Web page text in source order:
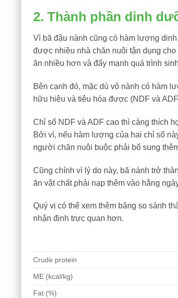
2. Thành phần dinh
Vì bã đậu nành cũng có hàm lượng
được nhiều nhà chăn nuôi tận dụng
ăn nhiều hơn và đẩy mạnh quá trình
Bên cạnh đó, mặc dù vỏ nành có hàm
hữu hiệu và tiêu hóa được (NDF và
Chỉ số NDF và ADF cao thì càng thích
Bởi vì, nếu hàm lượng của hai chỉ số
người chăn nuôi buộc phải bổ sung
Cũng chính vì lý do này, bã nành trở
ăn vật chất phải nạp thêm vào hằng
Quý vị có thể xem thêm bảng so sánh
nhận định trực quan hơn.
Crude protein
ME (kcal/kg)
Fat (%)